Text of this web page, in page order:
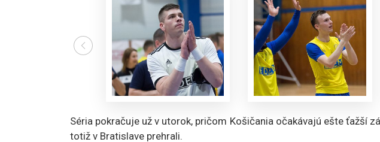
Séria pokračuje už v utorok, pričom Košičania očakávajú ešte ťažší
totiž v Bratislave prehrali.